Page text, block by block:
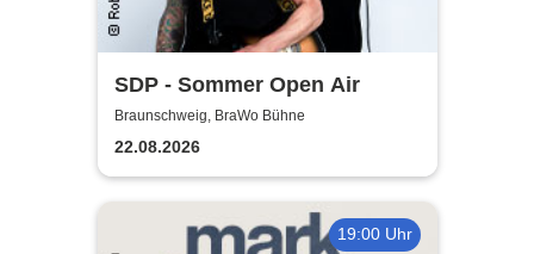
SDP - Sommer Open Air
Braunschweig, BraWo Bühne
22.08.2026
19:00 Uhr